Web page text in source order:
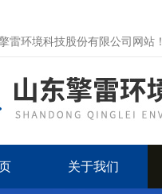
雷环境科技股份有限公司网站！
关于我们